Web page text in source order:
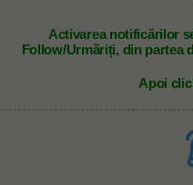
Activarea notificărilor
Follow/Urmăriți, din partea
Apoi